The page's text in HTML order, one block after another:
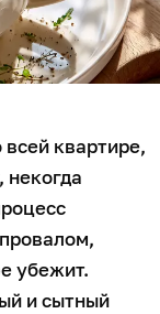
всей квартире,
некогда
убежит.
и сытный